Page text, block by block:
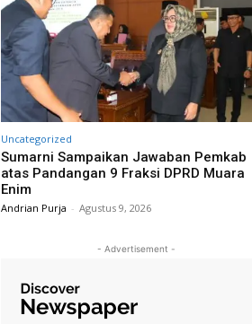
Uncategorized
Sumarni Sampaikan Jawaban Pemkab
atas Pandangan 9 Fraksi DPRD Muara
Enim
Andrian Purja - Agustus 9, 2026
- Advertisement -